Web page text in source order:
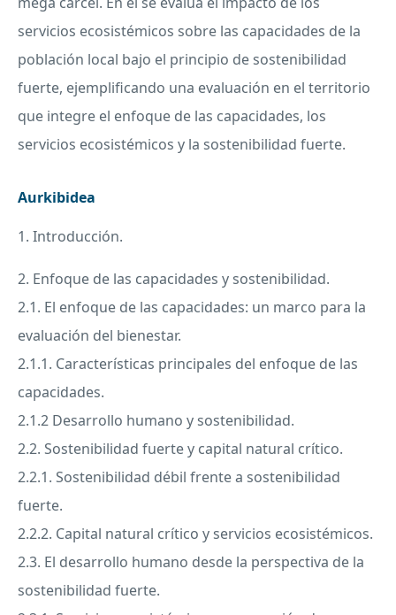
servicios ecosistémicos sobre las capacidades de la
población local bajo el principio de sostenibilidad
fuerte, ejemplificando una evaluación en el territorio
que integre el enfoque de las capacidades, los
servicios ecosistémicos y la sostenibilidad fuerte.
Aurkibidea
1. Introducción.
2. Enfoque de las capacidades y sostenibilidad.
2.1. El enfoque de las capacidades: un marco para la
evaluación del bienestar.
2.1.1. Características principales del enfoque de las
capacidades.
2.1.2 Desarrollo humano y sostenibilidad.
2.2. Sostenibilidad fuerte y capital natural crítico.
2.2.1. Sostenibilidad débil frente a sostenibilidad
fuerte.
2.2.2. Capital natural crítico y servicios ecosistémicos.
2.3. El desarrollo humano desde la perspectiva de la
sostenibilidad fuerte.